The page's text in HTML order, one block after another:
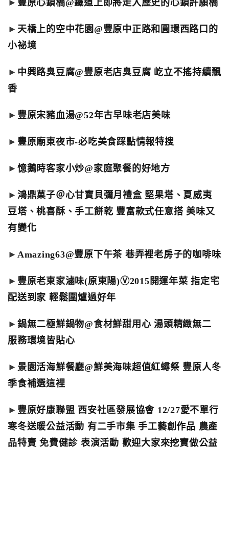
► 豐原心鎖橋@鐵道上即將走入歷史的心鎖許願橋
► 天橋上的空中花園@豐原中正路和圓環西路口的
小祕境
► 中興路臭豆腐@豐原老店臭豆腐 屹立不搖持續飄
香
► 豐原宋豬血湯@52年古早味老店美味
► 豐原廟東夜市-必吃美食踩點情報特搜
► 憶鵝時客家小炒@家庭聚餐的好地方
► 鴻鼎菓子＠心甘寶貝彌月禮盒 堅果塔、夏威夷
豆塔、桃喜酥、手工餅乾 豐富款式任意搭 美味又
有變化
► Amazing63@豐原下午茶 巷弄裡老房子的咖啡味
► 豐原老東家滷味(原東陽)Ⓥ2015開運年菜 指定宅
配送到家 輕鬆圍爐過好年
► 鍋無二極鮮鍋物@食材鮮甜用心 湯頭精緻無二
服務環境皆貼心
► 景園活海鮮餐廳@鮮美海味超值紅蟳祭 豐原人冬
季食補選這裡
► 豐原好康聯盟 西安社區發展協會 12/27愛不單行
寒冬送暖公益活動 有二手市集 手工藝創作品 農產
品特賣 免費健診 表演活動 歡迎大家來挖寶做公益